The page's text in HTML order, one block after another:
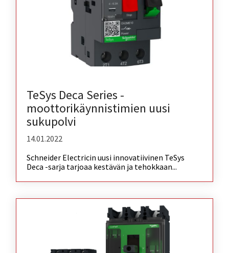
TeSys Deca Series -
moottorikäynnistimien uusi
sukupolvi
14.01.2022
Schneider Electricin uusi innovatiivinen TeSys
Deca -sarja tarjoaa kestävän ja tehokkaan...